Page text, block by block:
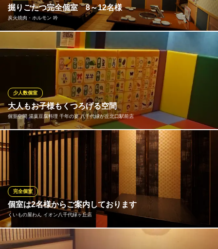
掘りごたつ完全個室 8～12名様
炭火焼肉・ホルモン 吟
ご宴会に最適な掘りごたつの個室。最大12名様までご利用頂けま
す。ご宴会は最大50名様までご利用可能です！ 掘りごたつなの
で、お子様連れや家族連れでも安心してご利用頂けます。
炭火焼肉・ホルモン 吟
焼肉・ホルモン
東葉高速鉄道東葉高速線八千代中央駅南口 徒歩10分
千葉県八千代市大和田新田203-6 サンヒルズ石井1F
大人もお子様もくつろげる空間
個室空間 湯葉豆腐料理 千年の宴 八千代緑が丘北口駅前店
少人数個室
小さいお子様連れのお客様に人気のキッズスペースもございま
す。おいしいお料理をゆったり楽しめ、お子様も自由に遊べるス
ペースです。個室空間でゆっくりと楽しいひと時をお過ごしくだ
さい。 ※設備は店舗によって異なりますので、詳しくはお問い合
わせください。
個室空間 湯葉豆腐料理 千年の宴 八千代緑が丘北口駅前店
東葉高速線八千代緑が丘駅 徒歩1分
千葉県八千代市緑が丘1-1-1 公園都市プラザ 1F
個室は2名様からご案内しております
くいもの屋わん イオン八千代緑ヶ丘店
完全個室
多彩なシーンやご利用人数に合わせたお席へご案内いたします！